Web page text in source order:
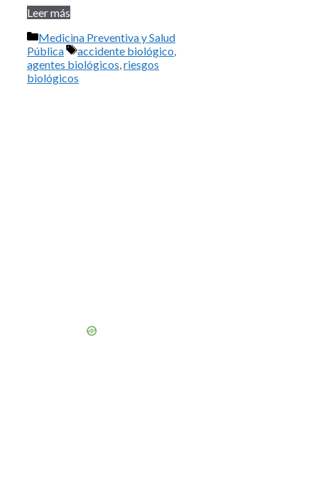
Leer más
Categorías
Medicina Preventiva y Salud
Pública
Etiquetas
accidente biológico,
agentes biológicos,riesgos
biológicos